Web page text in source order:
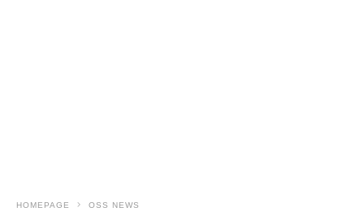
HOMEPAGE OSS NEWS